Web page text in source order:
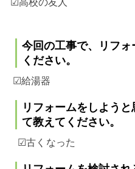
☑高校の友人
今回の工事で、リフ
ください。
☑給湯器
リフォームをしよう
て教えてください。
☑古くなった